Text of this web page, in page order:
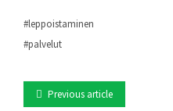
#leppoistaminen
#palvelut
Previous article